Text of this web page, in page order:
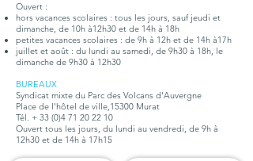
Ouvert :
hors vacances scolaires : tous les jours, sauf jeudi et
dimanche, de 10h à12h30 et de 14h à 18h
petites vacances scolaires : de 9h à 12h et de 14h à17h
juillet et août : du lundi au samedi, de 9h30 à 18h, le
dimanche de 9h30 à 12h30
BUREAUX
Syndicat mixte du Parc des Volcans d'Auvergne
Place de l'hôtel de ville,15300 Murat
Tél. + 33 (0)4 71 20 22 10
Ouvert tous les jours, du lundi au vendredi, de 9h à
12h30 et de 14h à 17h15